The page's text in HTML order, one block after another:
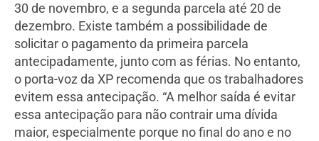
30 de novembro, e a segunda parcela até 20 de
dezembro. Existe também a possibilidade de
solicitar o pagamento da primeira parcela
antecipadamente, junto com as férias. No entanto,
o porta-voz da XP recomenda que os trabalhadores
evitem essa antecipação. “A melhor saída é evitar
essa antecipação para não contrair uma dívida
maior, especialmente porque no final do ano e no